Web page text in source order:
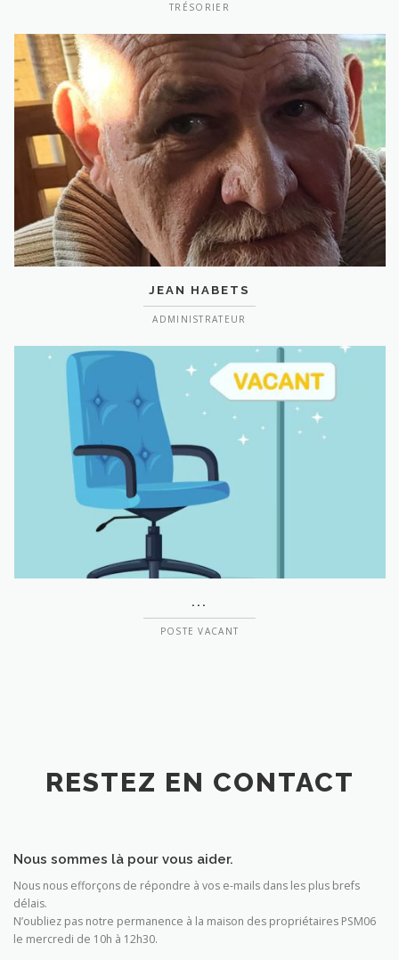
TRÉSORIER
JEAN HABETS
ADMINISTRATEUR
...
POSTE VACANT
RESTEZ EN CONTACT
Nous sommes là pour vous aider.
Nous nous efforçons de répondre à vos e-mails dans les plus brefs
délais.
N’oubliez pas notre permanence à la maison des propriétaires PSM06
le mercredi de 10h à 12h30.